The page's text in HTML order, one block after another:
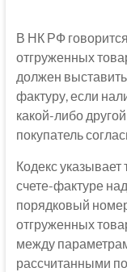
В НК РФ
отгруженных
должен
фактуру, если
какой-либо
покупатель
Кодекс указывает
счете-фактуре
порядковый
отгруженных
между
рассчитанными